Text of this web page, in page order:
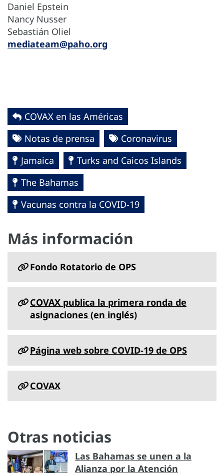
Daniel Epstein
Nancy Nusser
Sebastián Oliel
mediateam@paho.org
COVAX en las Américas
Notas de prensa
Coronavirus
Jamaica
Turks and Caicos Islands
The Bahamas
Vacunas contra la COVID-19
Más información
Fondo Rotatorio de OPS
COVAX publica la primera ronda de
asignaciones (en inglés)
Página web sobre COVID-19 de OPS
COVAX
Otras noticias
Las Bahamas se unen a la
Alianza por la Atención